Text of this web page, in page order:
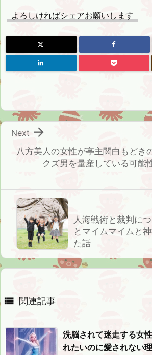
よろしければシェアお願いします
八方美人の女性が亭主関白もどき
クズ男を量産している可能

Next
人海戦術と裁判に
とマイムマイムと
た話
 関連記事
洗脳されて迷走する女
れたいのに愛されない